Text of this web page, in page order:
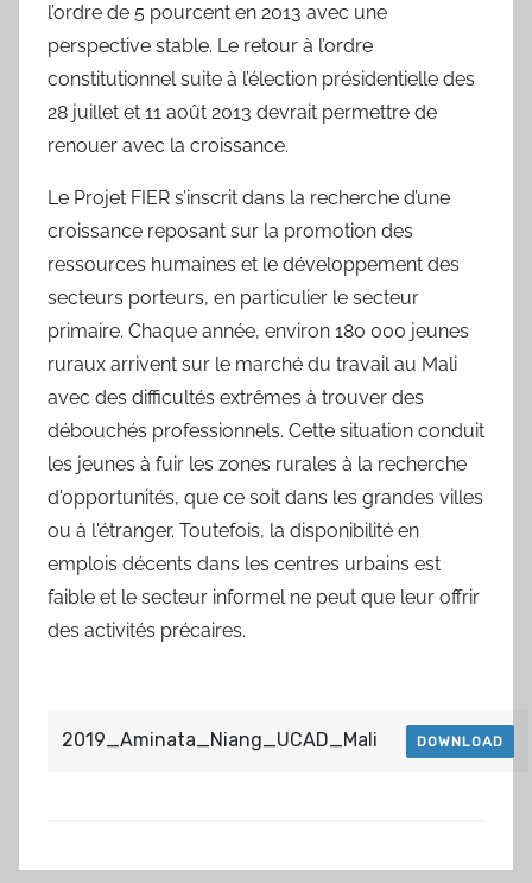
l’ordre de 5 pourcent en 2013 avec une
perspective stable. Le retour à l’ordre
constitutionnel suite à l’élection présidentielle des
28 juillet et 11 août 2013 devrait permettre de
renouer avec la croissance.
Le Projet FIER s’inscrit dans la recherche d’une
croissance reposant sur la promotion des
ressources humaines et le développement des
secteurs porteurs, en particulier le secteur
primaire. Chaque année, environ 180 000 jeunes
ruraux arrivent sur le marché du travail au Mali
avec des difficultés extrêmes à trouver des
débouchés professionnels. Cette situation conduit
les jeunes à fuir les zones rurales à la recherche
d'opportunités, que ce soit dans les grandes villes
ou à l'étranger. Toutefois, la disponibilité en
emplois décents dans les centres urbains est
faible et le secteur informel ne peut que leur offrir
des activités précaires.
2019_Aminata_Niang_UCAD_Mali DOWNLOAD